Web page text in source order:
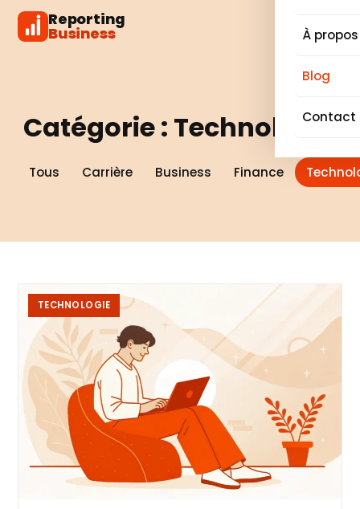
Reporting
Business À
Blog
Contact
Catégorie : Technologie
Tous Carrière Business Finance
Liste
des
analyses
TECHNOLOGIE